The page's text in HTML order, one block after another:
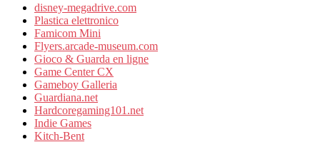
disney-megadrive.com
Plastica elettronico
Famicom Mini
Flyers.arcade-museum.com
Gioco & Guarda en ligne
Game Center CX
Gameboy Galleria
Guardiana.net
Hardcoregaming101.net
Indie Games
Kitch-Bent